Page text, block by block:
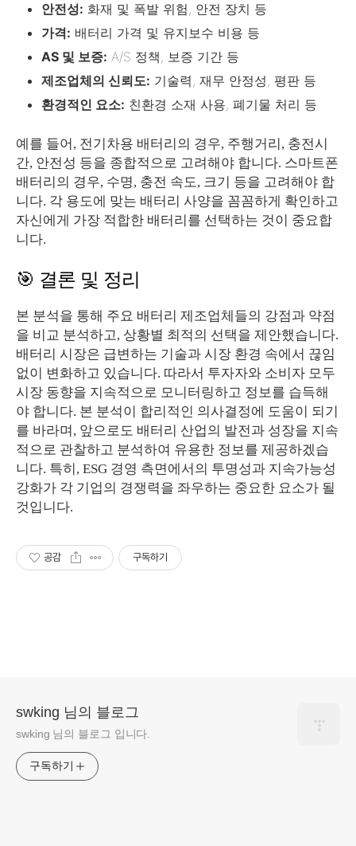
안전성: 화재 및 폭발 위험, 안전 장치 등
가격: 배터리 가격 및 유지보수 비용 등
AS 및 보증: A/S 정책, 보증 기간 등
제조업체의 신뢰도: 기술력, 재무 안정성, 평판 등
환경적인 요소: 친환경 소재 사용, 폐기물 처리 등
예를 들어, 전기차용 배터리의 경우, 주행거리, 충전시
간, 안전성 등을 종합적으로 고려해야 합니다. 스마트폰
배터리의 경우, 수명, 충전 속도, 크기 등을 고려해야 합
니다. 각 용도에 맞는 배터리 사양을 꼼꼼하게 확인하고
자신에게 가장 적합한 배터리를 선택하는 것이 중요합
니다.
🎯 결론 및 정리
본 분석을 통해 주요 배터리 제조업체들의 강점과 약점
을 비교 분석하고, 상황별 최적의 선택을 제안했습니다.
배터리 시장은 급변하는 기술과 시장 환경 속에서 끊임
없이 변화하고 있습니다. 따라서 투자자와 소비자 모두
시장 동향을 지속적으로 모니터링하고 정보를 습득해
야 합니다. 본 분석이 합리적인 의사결정에 도움이 되기
를 바라며, 앞으로도 배터리 산업의 발전과 성장을 지속
적으로 관찰하고 분석하여 유용한 정보를 제공하겠습
니다. 특히, ESG 경영 측면에서의 투명성과 지속가능성
강화가 각 기업의 경쟁력을 좌우하는 중요한 요소가 될
것입니다.
공감 구독하기
swking 님의 블로그
swking 님의 블로그 입니다.
구독하기